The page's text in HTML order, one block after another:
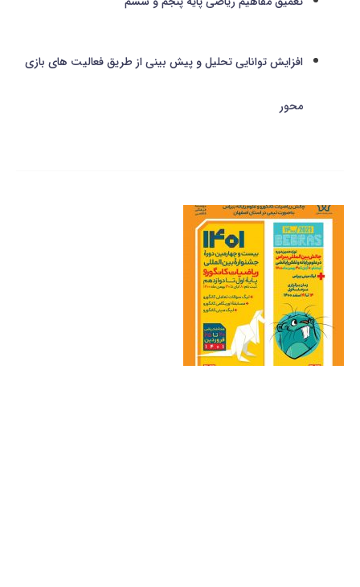
افزایش توانایی تحلیل و پیش بینی از طریق فعالیت های بازی
محور